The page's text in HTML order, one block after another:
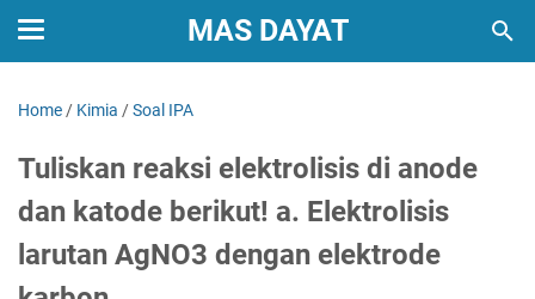
MAS DAYAT
Home / Kimia /Soal IPA
Tuliskan reaksi elektrolisis di anode
dan katode berikut! a. Elektrolisis
larutan AgNO3 dengan elektrode